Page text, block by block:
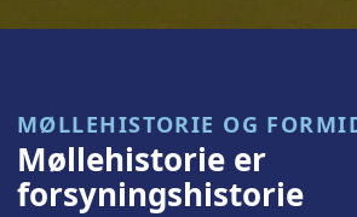
MØLLEHISTORIE OG
Møllehistorie er
forsyningshistorie